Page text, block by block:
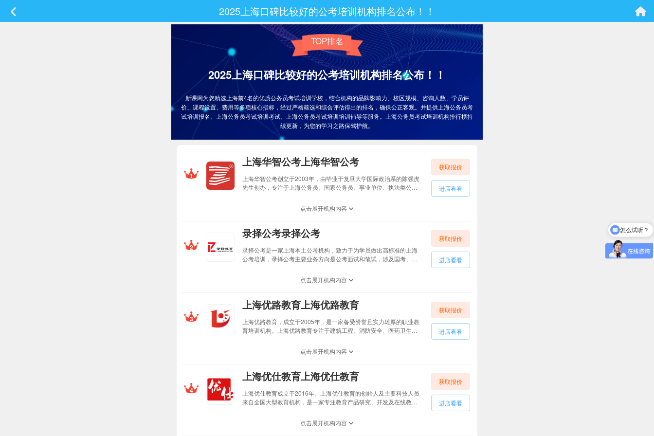
2025上海口碑比较好的公考培训机构排名公布！！
TOP排名
2025上海口碑比较好的公考培训机构排名公布！！
新课网为您精选上海前4名的优质公务员考试培训学校，结合机构的品牌影响力、校区规模、咨询人数、学员评
价、课程设置、费用等多项核心指标，经过严格筛选和综合评估得出的排名，确保公正客观。并提供上海公务员考
试培训报名、上海公务员考试培训考试、上海公务员考试培训培训辅导等服务。上海公务员考试培训机构排行榜持
续更新，为您的学习之路保驾护航。
1
上海华智公考上海华智公考
上海华智公考创立于2003年，由毕业于复旦大学国际政治系的陈强虎
先生创办，专注于上海公务员、国家公务员、事业单位、执法类公务
精心办学，深受上海考生、学员、家长的尊重与喜爱。作为上海本地
公考优质企业，华智公考荣获"优秀教育培训机构"、“两新"组织优秀党
获取报价
进店看看
点击展开机构内容
2
录择公考录择公考
录择公考是一家上海本土公考机构，致力于为学员做出高标准的上海
公考培训，录择公考主要业务方向是公考面试和笔试，涉及国考、市
班化高质量教学，高素养师资团队”是录择公考的招牌。录择公考的每
位师资都出师于行业大机构，身经百战，取行业内其精华，去行业内
获取报价
进店看看
点击展开机构内容
3
上海优路教育上海优路教育
上海优路教育，成立于2005年，是一家备受赞誉且实力雄厚的职业教
育培训机构。上海优路教育专注于建筑工程、消防安全、医药卫生、
试、四六级考研等领域的职业考试培训服务。上海优路教育经过十几
年的发展，组建了一支专业的教学和教务团队，并建立了标准化的教
员提供优质的教学服务。如今，上海优路教育已经发展成为一家集
OMO教学、学习平台及应用研发、图书出版发行于一体的大型知识服
务实体和综合性教育服务机构。上海优路教育致力于为学员提供优质
的教育资源和培训服务，助力他们实现职业发展的目标。
获取报价
进店看看
点击展开机构内容
4
上海优仕教育上海优仕教育
上海优仕教育成立于2016年。上海优仕教育的创始人及主要科技人员
来自全国大型教育机构，是一家专注教育产品研究、开发及在线教育
筑、教师资格、金融会计、执业医师考试等职业教育，以及大专、本
科等成人学历提升于一体的综合考前辅导机构。上海优仕教育是中国
获取报价
进店看看
点击展开机构内容
怎么试听？